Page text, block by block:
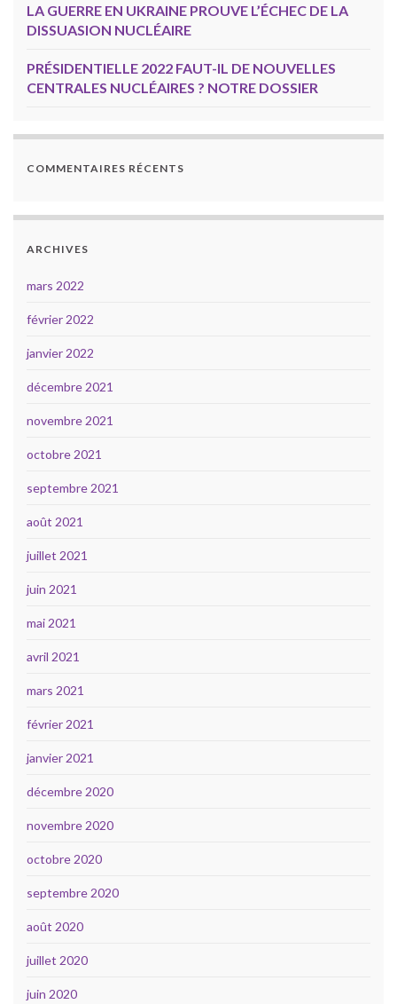
LA GUERRE EN UKRAINE PROUVE L’ÉCHEC DE LA
DISSUASION NUCLÉAIRE
PRÉSIDENTIELLE 2022 FAUT-IL DE NOUVELLES
CENTRALES NUCLÉAIRES ? NOTRE DOSSIER
COMMENTAIRES RÉCENTS
ARCHIVES
mars 2022
février 2022
janvier 2022
décembre 2021
novembre 2021
octobre 2021
septembre 2021
août 2021
juillet 2021
juin 2021
mai 2021
avril 2021
mars 2021
février 2021
janvier 2021
décembre 2020
novembre 2020
octobre 2020
septembre 2020
août 2020
juillet 2020
juin 2020